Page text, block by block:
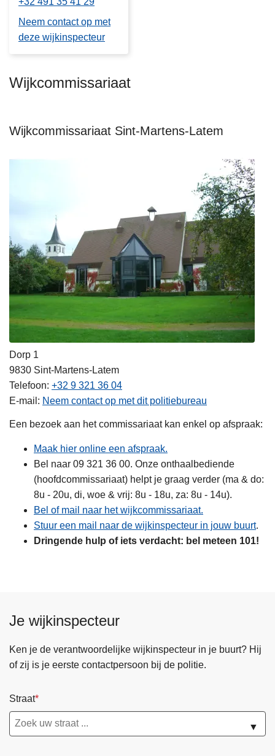
Neem contact op met
deze wijkinspecteur
Wijkcommissariaat
Wijkcommissariaat Sint-Martens-Latem
Dorp 1
9830 Sint-Martens-Latem
Telefoon +32 9 321 36 04
E-mail
Neem contact op met dit politiebureau
Een bezoek aan het commissariaat kan enkel op afspraak:
Maak hier online een afspraak.
Bel naar 09 321 36 00. Onze onthaalbediende
(hoofdcommissariaat) helpt je graag verder (ma & do:
8u - 20u, di, woe & vrij: 8u - 18u, za: 8u - 14u).
Bel of mail naar het wijkcommissariaat.
Stuur een mail naar de wijkinspecteur in jouw buurt.
Dringende hulp of iets verdacht: bel meteen 101!
Je wijkinspecteur
Ken je de verantwoordelijke wijkinspecteur in je buurt? Hij
of zij is je eerste contactpersoon bij de politie.
Straat
▼